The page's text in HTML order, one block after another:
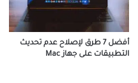
أفضل 7 طرق لإصلاح عدم تحديث
التطبيقات على جهاز Mac